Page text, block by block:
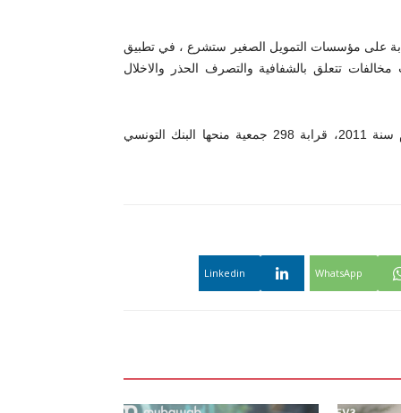
شهر نوفمبر 2019 ، ان سلطة الرقابة على مؤسسات التمويل الصغير ستشرع ، في تطبيق
تتعلق بالشفافية والتصرف الحذر والاخلال
وبلغ عدد الجمعيات المسندة للقروض الصغيرة مع اصدار المرسوم سنة 2011، قرابة 298 جمعية منحها البنك التونسي
WhatsApp
Linkedin